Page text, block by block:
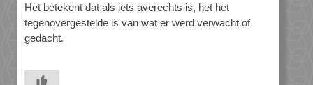
Het betekent dat als iets averechts is, het het
tegenovergestelde is van wat er werd verwacht of
gedacht.